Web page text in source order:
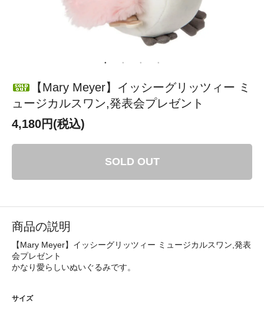
【Mary Meyer】イッシーグリッツィー ミ
ュージカルスワン,発表会プレゼント
4,180円(税込)
SOLD OUT
商品の説明
【Mary Meyer】イッシーグリッツィー ミュージカルスワン,発表
会プレゼント
かなり愛らしいぬいぐるみです。
サイズ